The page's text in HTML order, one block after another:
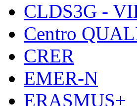
CLDS3G -
Centro
CRER
EMER-N
ERASMUS+